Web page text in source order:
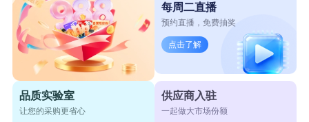
每周二直播
预约直播，免费抽奖
点击了解
品质实验室
让您的采购更省心
供应商入驻
一起做大市场份额